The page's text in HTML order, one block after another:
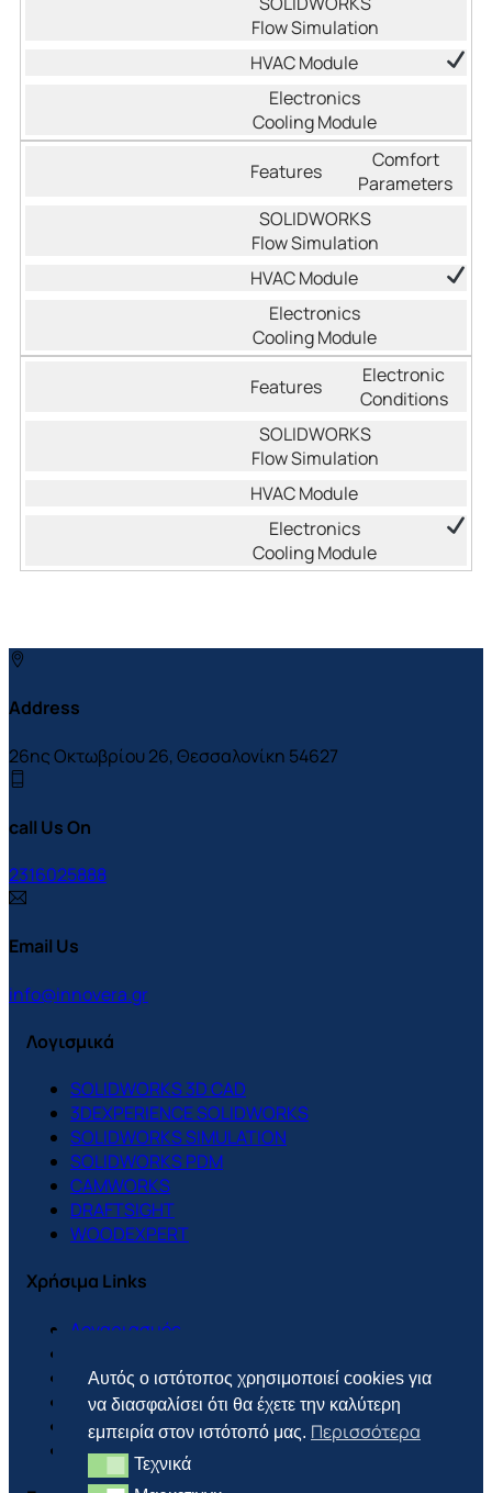
Comfort
Parameters
Electronic
Conditions
Address
26ης Οκτωβρίου 26, Θεσσαλονίκη 54627
call Us On
2316025888
Email Us
info@innovera.gr
Λογισμικά
SOLIDWORKS 3D CAD
3DEXPERIENCE SOLIDWORKS
SOLIDWORKS SIMULATION
SOLIDWORKS PDM
CAMWORKS
DRAFTSIGHT
WOODEXPERT
Χρήσιμα Links
Λογαριασμός
Πολιτική Cookies
Πολιτική Απορρήτου
Πολιτική Επιστροφών
Τρόποι Πληρωμής & Αποστολής
Αυτός ο ιστότοπος χρησιμοποιεί cookies για
να διασφαλίσει ότι θα έχετε την καλύτερη
εμπειρία στον ιστότοπό μας. Περισσότερα
ΤεχνικάΤεχνικά